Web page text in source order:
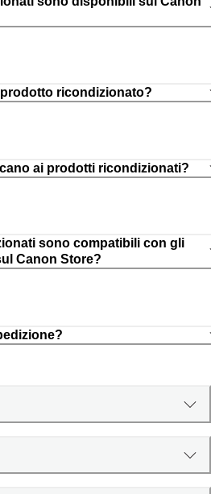
ricondizionato?
ai prodotti ricondizionati?
sono compatibili con gli
Canon Store?